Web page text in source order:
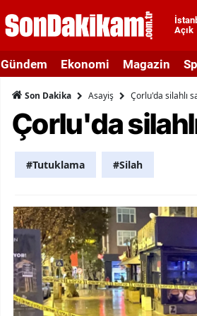
Açık
Gündem Ekonomi Magazin
Son Dakika Asayiş Çorlu'da silahlı
Çorlu'da
#Tutuklama #Silah